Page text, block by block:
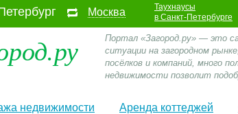
Москва
Таухнаусы
в Санкт-Петербурге
Портал «Загород.ру» — это
ситуации на загородном
посёлков и компаний, много
недвижимости позволит
недвижимости Аренда коттеджей